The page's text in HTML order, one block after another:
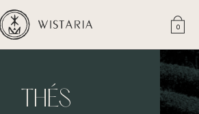
0
THÉS